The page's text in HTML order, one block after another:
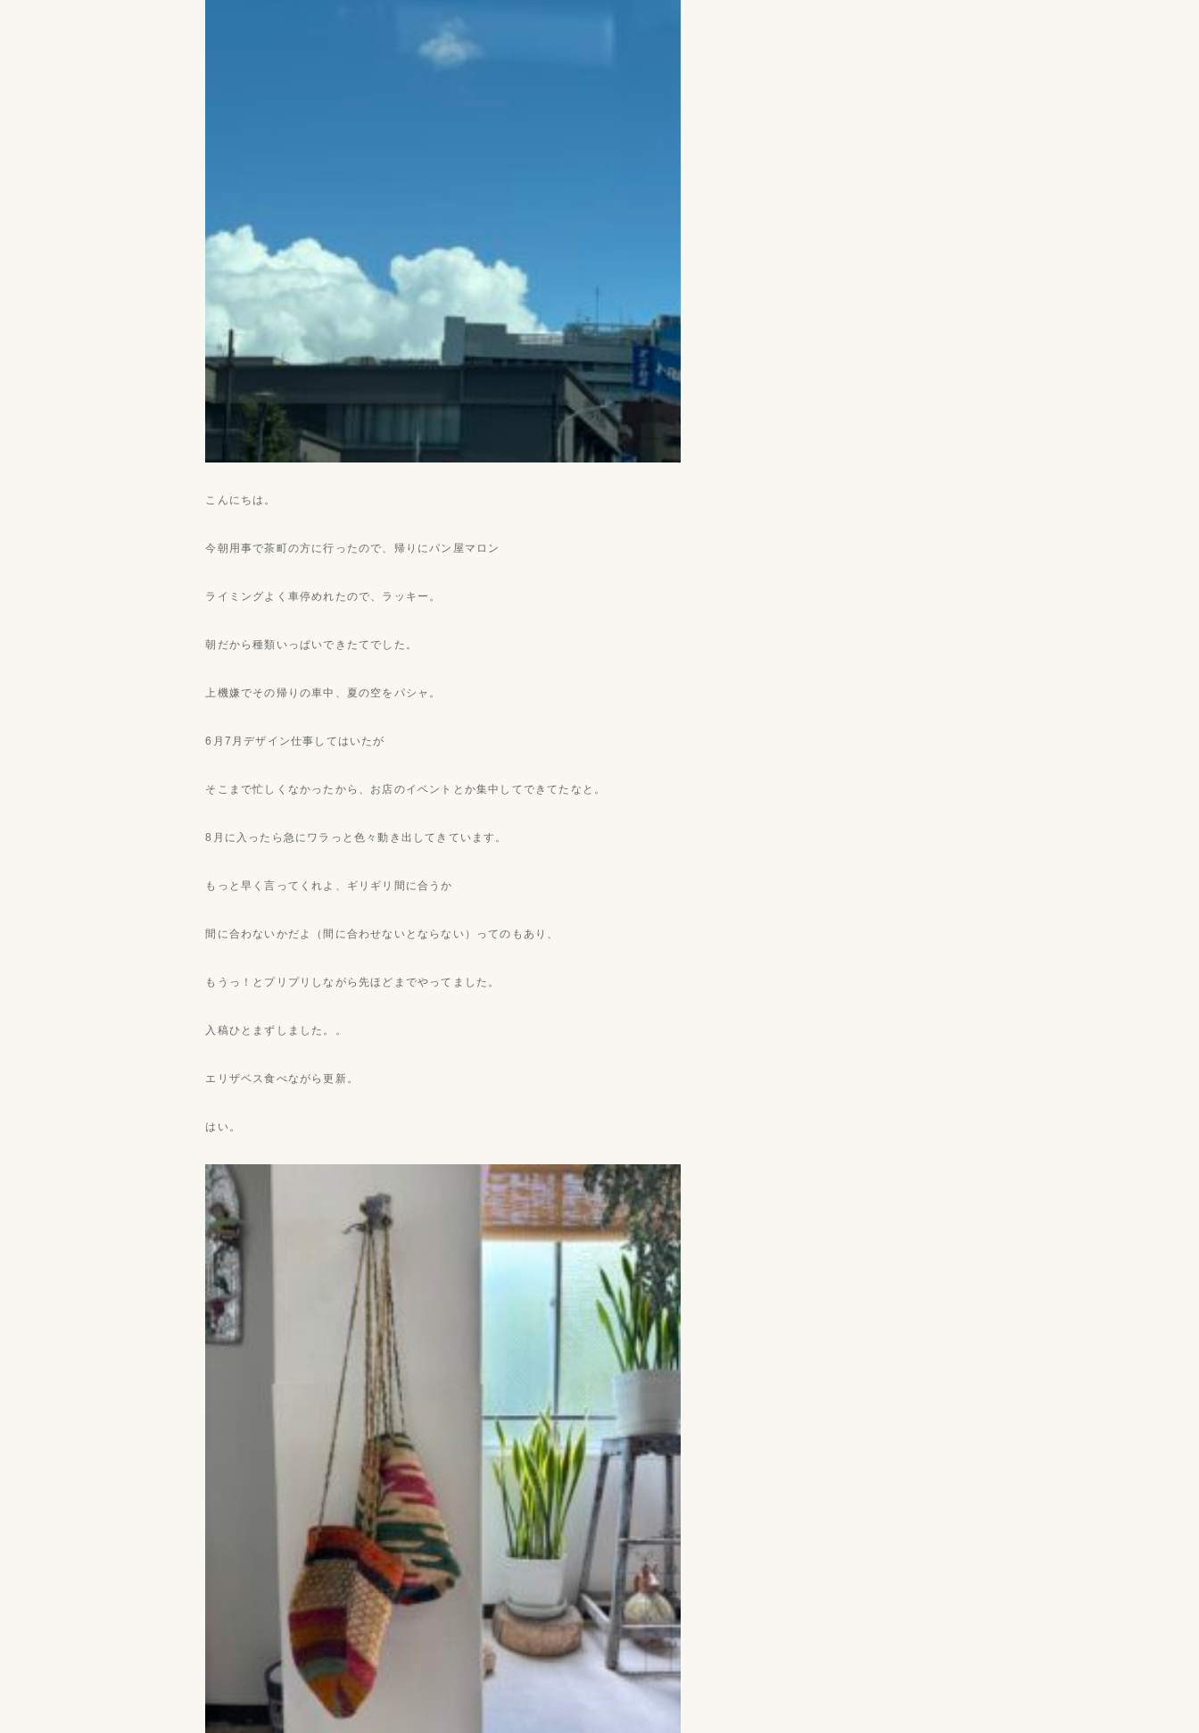
こんにちは。
今朝用事で茶町の方に行ったので、帰りにパン屋マロン
ライミングよく車停めれたので、ラッキー。
朝だから種類いっぱいできたてでした。
上機嫌でその帰りの車中、夏の空をパシャ。
6月7月デザイン仕事してはいたが
そこまで忙しくなかったから、お店のイベントとか集中してできてたなと。
8月に入ったら急にワラっと色々動き出してきています。
もっと早く言ってくれよ、ギリギリ間に合うか
間に合わないかだよ（間に合わせないとならない）ってのもあり、
もうっ！とプリプリしながら先ほどまでやってました。
入稿ひとまずしました。。
エリザベス食べながら更新。
はい。